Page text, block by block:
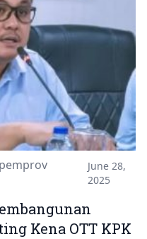
pemprov
June 28,
2025
Kena OTT KPK